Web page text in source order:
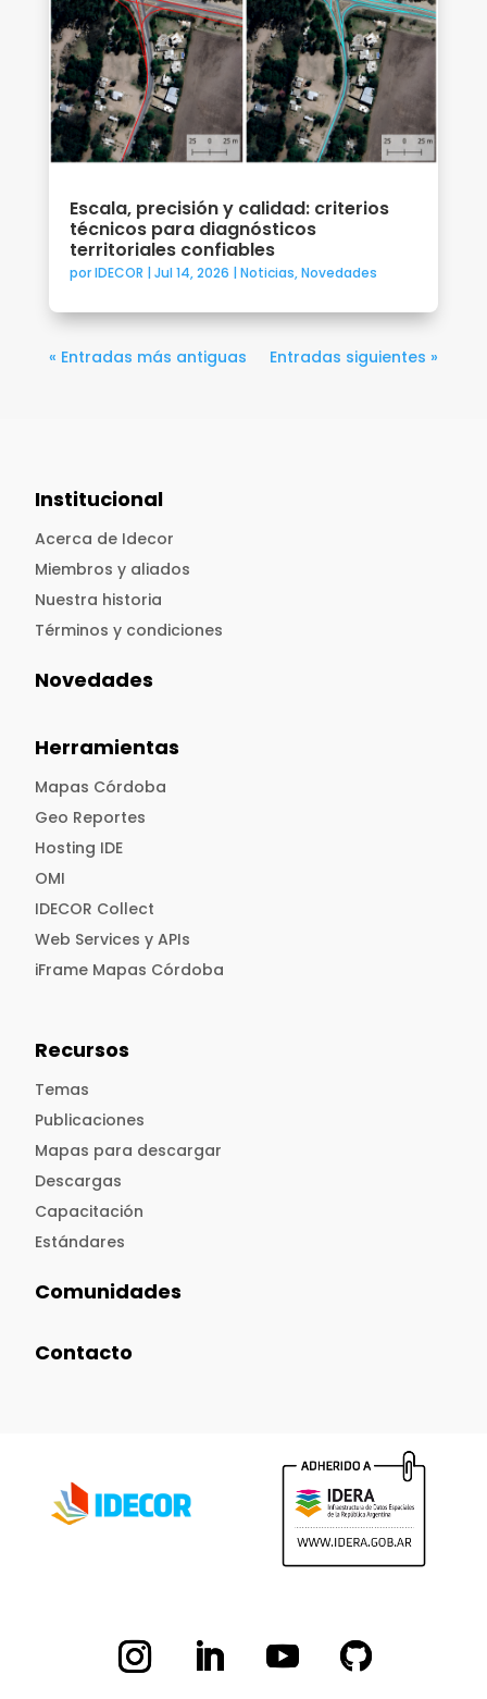
Escala, precisión y calidad: criterios
técnicos para diagnósticos
territoriales confiables
porIDECOR | Jul 14, 2026 | Noticias,Novedades
« Entradas más antiguas Entradas siguientes »
Institucional
Acerca de Idecor
Miembros y aliados
Nuestra historia
Términos y condiciones
Novedades
Herramientas
Mapas Córdoba
Geo Reportes
Hosting IDE
OMI
IDECOR Collect
Web Services y APIs
iFrame Mapas Córdoba
Recursos
Temas
Publicaciones
Mapas para descargar
Descargas
Capacitación
Estándares
Comunidades
Contacto